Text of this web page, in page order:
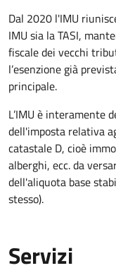
Dal 2020 l'IMU
IMU sia la TASI,
fiscale dei vecchi
l’esenzione già
principale.
L’IMU è interamente
dell'imposta relativa
catastale D, cioè
alberghi, ecc. da
dell'aliquota base
stesso).
Servizi